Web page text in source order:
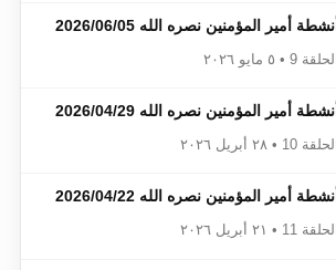
أنشطة أمير المؤمنين نصره الله 2026/06/05
الحلقة 9 • ٥ مايو ٢٠٢٦
أنشطة أمير المؤمنين نصره الله 2026/04/29
الحلقة 10 • ٢٨ أبريل ٢٠٢٦
أنشطة أمير المؤمنين نصره الله 2026/04/22
الحلقة 11 • ٢١ أبريل ٢٠٢٦